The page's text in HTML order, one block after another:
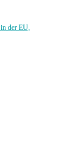
der EU,